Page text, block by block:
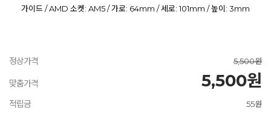
가이드 / AMD 소켓: AM5 / 가로: 64mm / 세로: 101mm / 높이: 3mm
정상가격 5,500원
맞춤가격 5,500원
적립금 55원